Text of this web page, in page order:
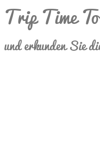
Trip Time To
und erkunden Sie